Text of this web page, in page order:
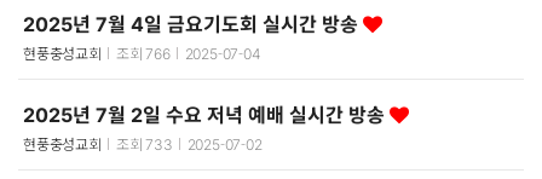
2025년 7월 4일 금요기도회 실시간 방송
현풍충성교회 조회766 2025-07-04
2025년 7월 2일 수요 저녁 예배 실시간 방송
현풍충성교회 조회733 2025-07-02